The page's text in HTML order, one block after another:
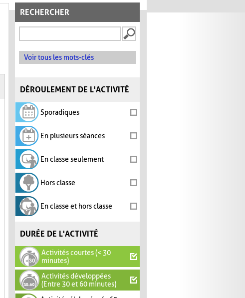
RECHERCHER
Voir tous les mots-clés
DÉROULEMENT DE L'ACTIVITÉ
Sporadiques
En plusieurs séances
En classe seulement
Hors classe
En classe et hors classe
DURÉE DE L'ACTIVITÉ
Activités courtes (< 30
minutes)
Activités développées
(Entre 30 et 60 minutes)